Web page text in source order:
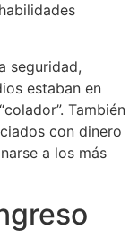
seguridad,
estaban en
También
con dinero
a los más